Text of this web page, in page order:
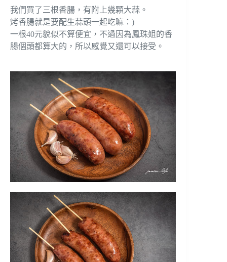
我們買了三根香腸，有附上幾顆大蒜。
烤香腸就是要配生蒜頭一起吃嘛：)
一根40元貌似不算便宜，不過因為鳳珠姐的香
腸個頭都算大的，所以感覺又還可以接受。